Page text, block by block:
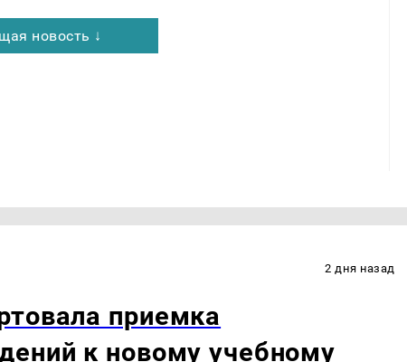
новость ↓
2 дня назад
приемка
к новому учебному